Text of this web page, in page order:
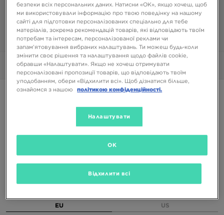
Фото Відео
AIR JORDAN 1 LOW SE
Доступні Кольори
EU US
безпеки всіх персональних даних. Натисни «OK», якщо хочеш, щоб
ми використовували інформацію про твою поведінку на нашому
сайті для підготовки персоналізованих спеціально для тебе
матеріалів, зокрема рекомендацій товарів, які відповідають твоїм
потребам та інтересам, персоналізованої реклами чи
запам’ятовування вибраних налаштувань. Ти можеш будь-коли
змінити своє рішення та налаштування щодо файлів cookie,
обравши «Налаштувати». Якщо не хочеш отримувати
персоналізовані пропозиції товарів, що відповідають твоїм
уподобанням, обери «Відхилити всі». Щоб дізнатися більше,
ознайомся з нашою
політикою конфіденційності.
Налаштувати
Відхилити всі
OK